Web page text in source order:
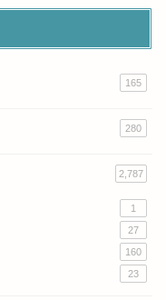
165
280
2,787
1
27
160
23